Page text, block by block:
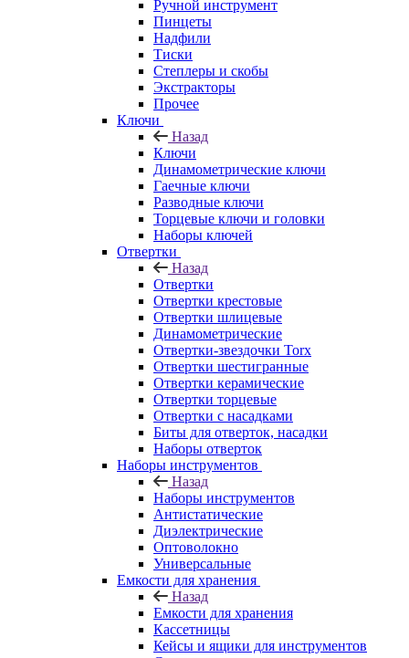
Ручной инструмент
Пинцеты
Надфили
Тиски
Степлеры и скобы
Экстракторы
Прочее
Ключи
Назад
Ключи
Динамометрические ключи
Гаечные ключи
Разводные ключи
Торцевые ключи и головки
Наборы ключей
Отвертки
Назад
Отвертки
Отвертки крестовые
Отвертки шлицевые
Динамометрические
Отвертки-звездочки Torx
Отвертки шестигранные
Отвертки керамические
Отвертки торцевые
Отвертки с насадками
Биты для отверток, насадки
Наборы отверток
Наборы инструментов
Назад
Наборы инструментов
Антистатические
Диэлектрические
Оптоволокно
Универсальные
Емкости для хранения
Назад
Емкости для хранения
Кассетницы
Кейсы и ящики для инструментов